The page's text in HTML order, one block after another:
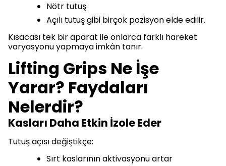
Nötr tutuş
Açılı tutuş gibi birçok pozisyon elde edilir.
Kısacası tek bir aparat ile onlarca farklı hareket
varyasyonu yapmaya imkân tanır.
Lifting Grips Ne İşe
Yarar? Faydaları
Nelerdir?
Kasları Daha Etkin İzole Eder
Tutuş açısı değiştikçe:
Sırt kaslarının aktivasyonu artar